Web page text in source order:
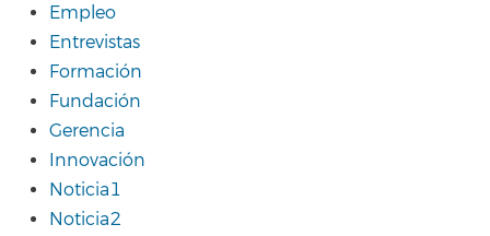
Empleo
Entrevistas
Formación
Fundación
Gerencia
Innovación
Noticia1
Noticia2